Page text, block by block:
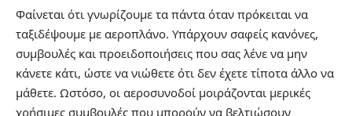
Φαίνεται ότι γνωρίζουμε τα πάντα όταν πρόκειται να
ταξιδέψουμε με αεροπλάνο. Υπάρχουν σαφείς κανόνες,
συμβουλές και προειδοποιήσεις που σας λένε να μην
κάνετε κάτι, ώστε να νιώθετε ότι δεν έχετε τίποτα άλλο να
μάθετε. Ωστόσο, οι αεροσυνοδοί μοιράζονται μερικές
χρήσιμες συμβουλές που μπορούν να βελτιώσουν